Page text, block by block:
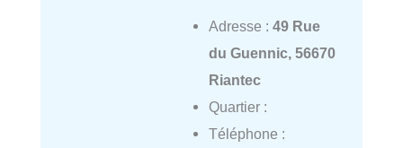
Adresse : 49 Rue
du Guennic, 56670
Riantec
Quartier :
Téléphone :